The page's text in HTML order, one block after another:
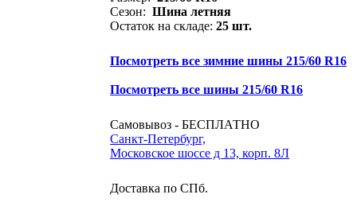
Сезон: Шина летняя
Остаток на складе: 25 шт.
Посмотреть все зимние шины 215/60 R16
Посмотреть все шины 215/60 R16
Самовывоз - БЕСПЛАТНО
Санкт-Петербург,
Московское шоссе д 13, корп. 8Л
Доставка по СПб.